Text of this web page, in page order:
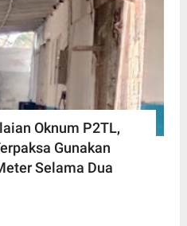
Oknum P2TL,
Gunakan
Selama Dua